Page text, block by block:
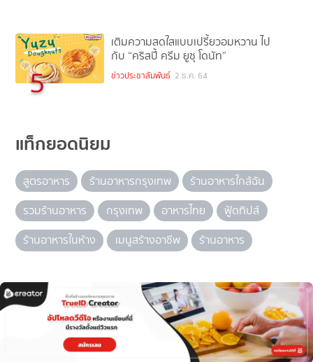
5
เติมความสดใสแบบเปรี้ยวอมหวาน ไป
กับ “คริสปี้ ครีม ยูซุ โดนัท”
ข่าวประชาสัมพันธ์ 2 ธ.ค. 64
แท็กยอดนิยม
สูตรอาหาร ร้านอาหารกรุงเทพ
ร้านอาหารใกล้ฉัน
รวมร้านอาหาร
กรุงเทพ อาหารไทย
ฟู้ดทิปส์
ร้านอาหารในห้าง
เมนูสร้างอาชีพ ร้านอาหาร